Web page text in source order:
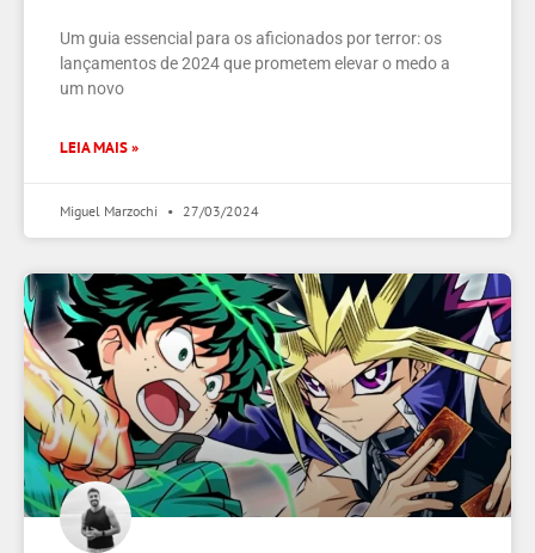
Um guia essencial para os aficionados por terror: os
lançamentos de 2024 que prometem elevar o medo a
um novo
LEIA MAIS »
Miguel Marzochi 27/03/2024